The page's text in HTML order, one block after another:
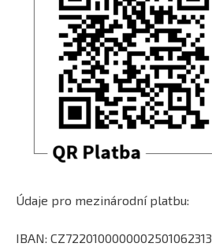
Údaje pro mezinárodní platbu:
IBAN: CZ7220100000002501062313